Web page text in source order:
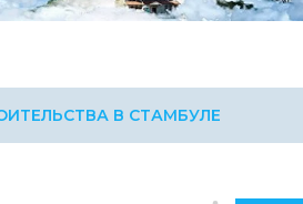
В СТАМБУЛЕ